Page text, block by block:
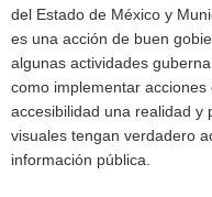
del Estado de México y
es una acción de buen
algunas actividades
como implementar
accesibilidad una realidad y
visuales tengan verdadero
información pública.